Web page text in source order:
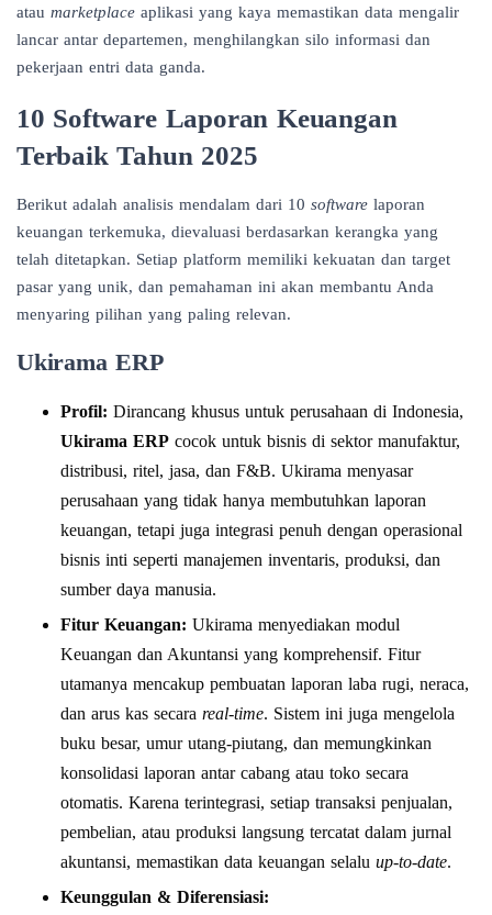
atau marketplace aplikasi yang kaya memastikan data mengalir
lancar antar departemen, menghilangkan silo informasi dan
pekerjaan entri data ganda.
10 Software Laporan Keuangan
Terbaik Tahun 2025
Berikut adalah analisis mendalam dari 10 software laporan
keuangan terkemuka, dievaluasi berdasarkan kerangka yang
telah ditetapkan. Setiap platform memiliki kekuatan dan target
pasar yang unik, dan pemahaman ini akan membantu Anda
menyaring pilihan yang paling relevan.
Ukirama ERP
Profil: Dirancang khusus untuk perusahaan di Indonesia,
Ukirama ERP cocok untuk bisnis di sektor manufaktur,
distribusi, ritel, jasa, dan F&B. Ukirama menyasar
perusahaan yang tidak hanya membutuhkan laporan
keuangan, tetapi juga integrasi penuh dengan operasional
bisnis inti seperti manajemen inventaris, produksi, dan
sumber daya manusia.
Fitur Keuangan: Ukirama menyediakan modul
Keuangan dan Akuntansi yang komprehensif. Fitur
utamanya mencakup pembuatan laporan laba rugi, neraca,
dan arus kas secara real-time. Sistem ini juga mengelola
buku besar, umur utang-piutang, dan memungkinkan
konsolidasi laporan antar cabang atau toko secara
otomatis. Karena terintegrasi, setiap transaksi penjualan,
pembelian, atau produksi langsung tercatat dalam jurnal
akuntansi, memastikan data keuangan selalu up-to-date.
Keunggulan & Diferensiasi: